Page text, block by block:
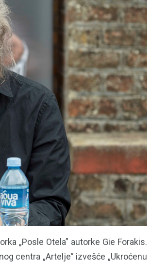
„Posle Otela” autorke Gie Forakis.
centra „Artelje” izvešće „Ukroćenu